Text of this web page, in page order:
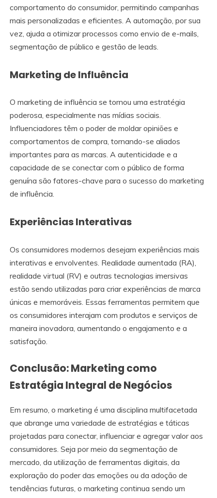
comportamento do consumidor, permitindo campanhas
mais personalizadas e eficientes. A automação, por sua
vez, ajuda a otimizar processos como envio de e-mails,
segmentação de público e gestão de leads.
Marketing de Influência
O marketing de influência se tornou uma estratégia
poderosa, especialmente nas mídias sociais.
Influenciadores têm o poder de moldar opiniões e
comportamentos de compra, tornando-se aliados
importantes para as marcas. A autenticidade e a
capacidade de se conectar com o público de forma
genuína são fatores-chave para o sucesso do marketing
de influência.
Experiências Interativas
Os consumidores modernos desejam experiências mais
interativas e envolventes. Realidade aumentada (RA),
realidade virtual (RV) e outras tecnologias imersivas
estão sendo utilizadas para criar experiências de marca
únicas e memoráveis. Essas ferramentas permitem que
os consumidores interajam com produtos e serviços de
maneira inovadora, aumentando o engajamento e a
satisfação.
Conclusão: Marketing como
Estratégia Integral de Negócios
Em resumo, o marketing é uma disciplina multifacetada
que abrange uma variedade de estratégias e táticas
projetadas para conectar, influenciar e agregar valor aos
consumidores. Seja por meio da segmentação de
mercado, da utilização de ferramentas digitais, da
exploração do poder das emoções ou da adoção de
tendências futuras, o marketing continua sendo um